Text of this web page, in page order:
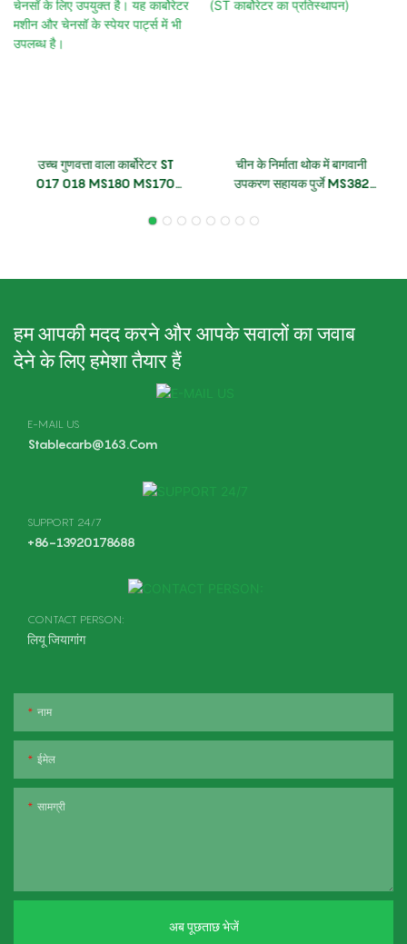
उच्च गुणवत्ता वाला कार्बोरेटर ST
017 018 MS180 MS170
उपयुक्त है। यह कार्बोरेटर मशीन और
चीन के निर्माता थोक में बागवानी
उपकरण सहायक पुर्जे MS382
हम आपकी मदद करने और आपके सवालों का जवाब
देने के लिए हमेशा तैयार हैं
E-MAIL US
Stablecarb@163.com
SUPPORT 24/7
+86-13920178688
CONTACT PERSON:
लियू जियागांग
नाम
ईमेल
सामग्री
अब पूछताछ भेजें